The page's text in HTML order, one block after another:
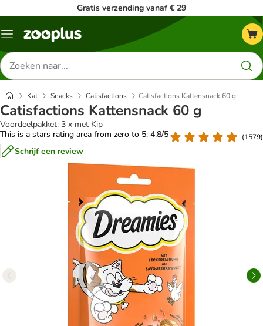
Gratis verzending vanaf € 29
Menu
Zoeken
naar
producten
Kat Snacks Catisfactions Catisfactions Kattensnack 60 g
Catisfactions Kattensnack 60 g
Voordeelpakket: 3 x met Kip
This is a stars rating area from zero to 5: 4.8/5
(1579)
Schrijf een review